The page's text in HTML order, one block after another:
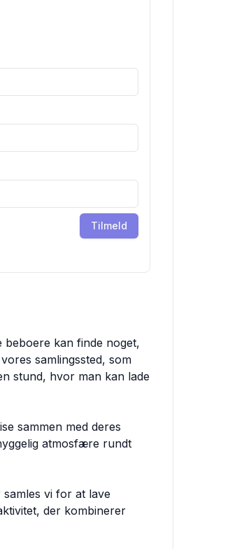
Tilmeld
beboere kan finde noget,
samlingssted, som
stund, hvor man kan lade
sammen med deres
atmosfære rundt
vi for at lave
der kombinerer